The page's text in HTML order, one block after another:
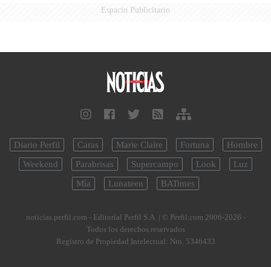
Espacio Publicitario
Diario Perfil Caras Marie Claire Fortuna
Hombre
Weekend
Parabrisas Supercampo Look
Luz
Mía
Lunateen BATimes
noticias.perfil.com - Editorial Perfil S.A. | © Perfil.com 2006-2026 -
Todos los derechos reservados
Registro de Propiedad Intelectual: Nro. 5346433